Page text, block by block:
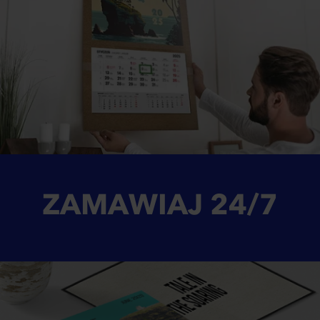
ZAMAWIAJ 24/7